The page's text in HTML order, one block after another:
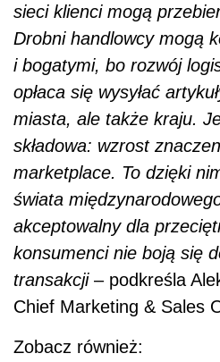
sieci klienci mogą
Drobni handlowcy mogą
i bogatymi, bo rozwój
opłaca się wysyłać
miasta, ale także kraju.
składowa: wzrost
marketplace. To dzięki
świata
akceptowalny dla
konsumenci nie boją się
transakcji– podkreśla
Chief Marketing & Sales
Zobacz również: